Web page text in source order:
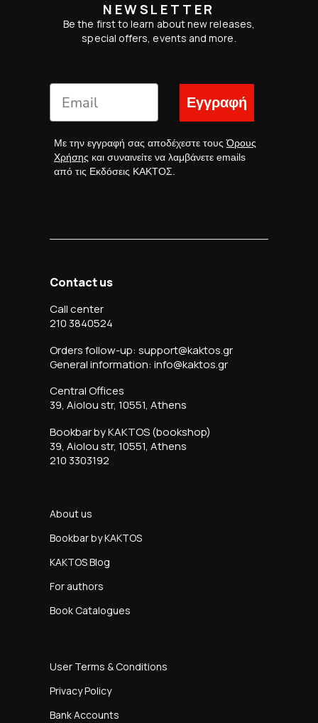
NEWSLETTER
Be the first to learn about new releases,
special offers, events and more.
Εγγραφή
Με την εγγραφή σας αποδέχεστε τουςΌρους
Χρήσης και συναινείτε να λαμβάνετε emails
από τις Εκδόσεις ΚΑΚΤΟΣ.
Contact us
Call center
210 3840524
Orders follow-up: support@kaktos.gr
General information: info@kaktos.gr
Central Offices
39, Aiolou str, 10551, Athens
Bookbar by KAKTOS (bookshop)
39, Aiolou str, 10551, Athens
210 3303192
About us
Bookbar by KAKTOS
KAKTOS Blog
For authors
Book Catalogues
User Terms & Conditions
Privacy Policy
Bank Accounts